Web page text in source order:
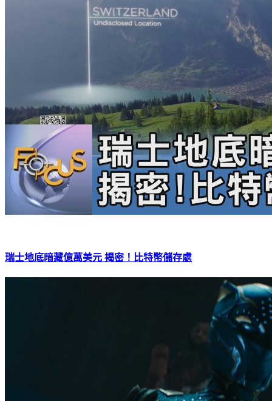
瑞士地底暗藏億萬美元 揭密！比特幣儲存處